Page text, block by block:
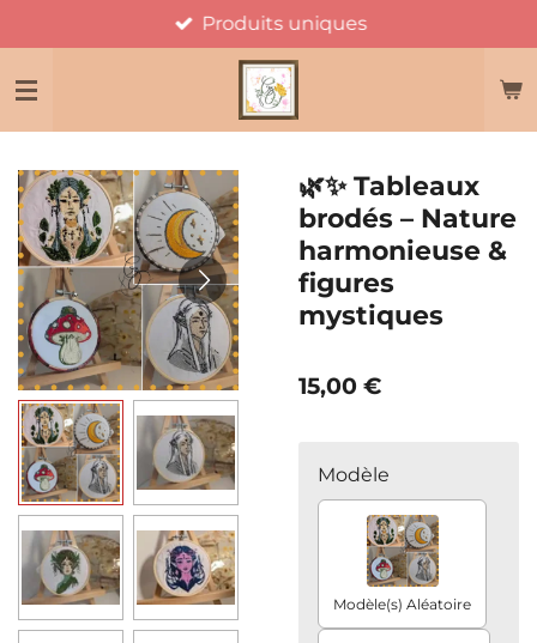
au
contenu
Produits uniques
🌿✨ Tableaux
brodés – Nature
harmonieuse &
figures
mystiques
15,00 €
Modèle
Modèle(s) Aléatoire